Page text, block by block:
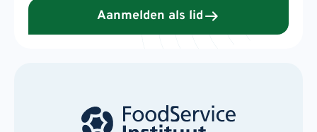
Aanmelden als lid